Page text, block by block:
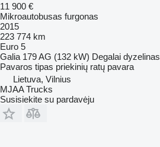
11 900 €
Mikroautobusas furgonas
2015
223 774 km
Euro 5
Galia 179 AG (132 kW) Degalai dyzelinas
Pavaros tipas priekinių ratų pavara
Lietuva, Vilnius
MJAA Trucks
Susisiekite su pardavėju